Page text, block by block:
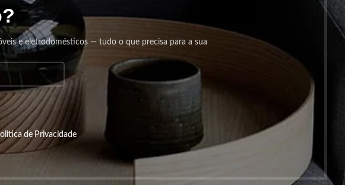
e eletrodomésticos — tudo o que precisa para a sua
de Privacidade